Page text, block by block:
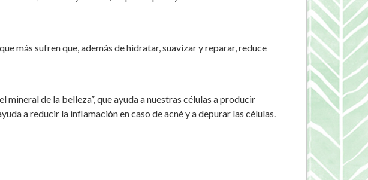
más sufren que, además de hidratar, suavizar y reparar, reduce
de la belleza”, que ayuda a nuestras células a producir
a reducir la inflamación en caso de acné y a depurar las células.